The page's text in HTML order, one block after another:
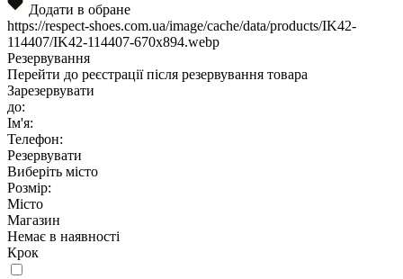
Додати в обране
https://respect-shoes.com.ua/image/cache/data/products/IK42-
114407/IK42-114407-670x894.webp
Резервування
Перейти до реєстрації після резервування товара
Зарезервувати
до:
Ім'я:
Телефон:
Резервувати
Виберіть місто
Розмір:
Місто
Магазин
Немає в наявності
Крок